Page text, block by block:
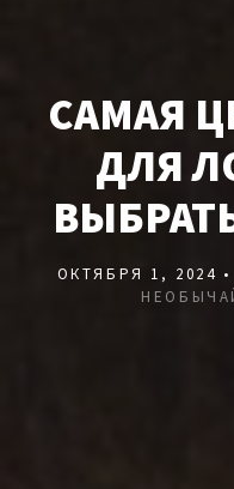
САМАЯ
ДЛЯ
ОКТЯБРЯ 1, 2024